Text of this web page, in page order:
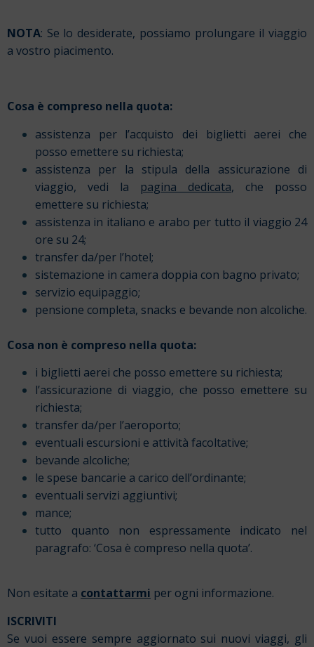
NOTA: Se lo desiderate, possiamo prolungare il viaggio
a vostro piacimento.
Cosa è compreso nella quota:
assistenza per l’acquisto dei biglietti aerei che
posso emettere su richiesta;
assistenza per la stipula della assicurazione di
viaggio, vedi la pagina dedicata, che posso
emettere su richiesta;
assistenza in italiano e arabo per tutto il viaggio 24
ore su 24;
transfer da/per l’hotel;
sistemazione in camera doppia con bagno privato;
servizio equipaggio;
pensione completa, snacks e bevande non alcoliche.
Cosa non è compreso nella quota:
i biglietti aerei che posso emettere su richiesta;
l’assicurazione di viaggio, che posso emettere su
richiesta;
transfer da/per l’aeroporto;
eventuali escursioni e attività facoltative;
bevande alcoliche;
le spese bancarie a carico dell’ordinante;
eventuali servizi aggiuntivi;
mance;
tutto quanto non espressamente indicato nel
paragrafo: ‘Cosa è compreso nella quota’.
Non esitate a contattarmi per ogni informazione.
ISCRIVITI
Se vuoi essere sempre aggiornato sui nuovi viaggi, gli